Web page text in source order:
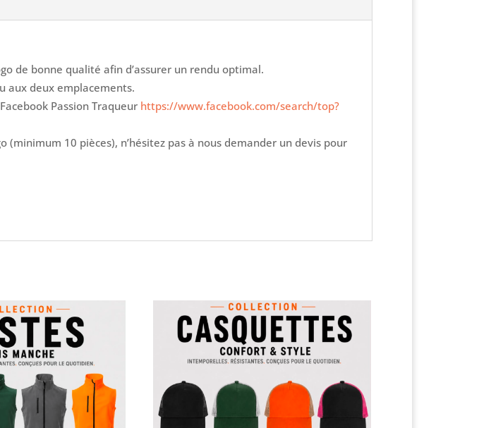
de bonne qualité afin d’assurer un rendu optimal.
aux deux emplacements.
Passion Traqueur https://www.facebook.com/search/top?
10 pièces), n’hésitez pas à nous demander un devis pour